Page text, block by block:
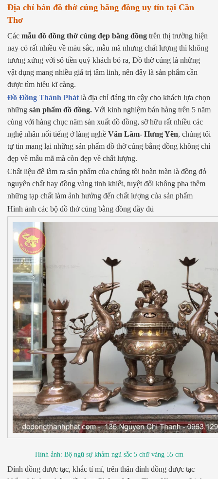
Địa chỉ bán đồ thờ cúng bằng đồng uy tín tại Cần
Thơ
Các mẫu đồ đồng thờ cúng đẹp bằng đồng trên thị trường hiện
nay có rất nhiều về màu sắc, mẫu mã nhưng chất lượng thì không
tương xứng với sô tiền quý khách bỏ ra, Đồ thờ cúng là những
vật dụng mang nhiều giá trị tâm linh, nên đây là sản phẩm cần
được tìm hiều kĩ càng.
Đồ Đồng Thành Phát là địa chỉ đáng tin cậy cho khách lựa chọn
những sản phẩm đồ đồng. Với kinh nghiệm bán hàng trên 5 năm
cùng với hàng chục năm sản xuất đồ đồng, sỡ hữu rất nhiều các
nghệ nhân nổi tiếng ở làng nghề Văn Lâm- Hưng Yên, chúng tôi
tự tin mang lại những sản phẩm đồ thờ cúng bằng đồng không chỉ
đẹp về mẫu mã mà còn đẹp về chất lượng.
Chất liệu để làm ra sản phẩm của chúng tôi hoàn toàn là đồng đỏ
nguyên chất hay đồng vàng tinh khiết, tuyệt đối không pha thêm
những tạp chất làm ảnh hưởng đến chất lượng của sản phẩm
Hình ảnh các bộ đồ thờ cúng bằng đồng đầy đủ
Hình ảnh: Bộ ngũ sự khảm ngũ sắc 5 chữ vàng 55 cm
Đỉnh đồng được tạc, khắc tỉ mỉ, trên thân đỉnh đồng được tạc